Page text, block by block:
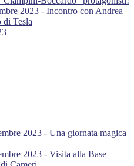
2023 - Incontro con Andrea
di Tesla
2023 - Una giornata magica
2023 - Visita alla Base